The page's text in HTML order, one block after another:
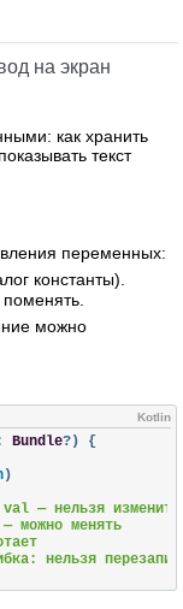
на экран
как хранить
текст
переменных:
константы).
можно
Kotlin
Bundle?)
{
)
— нельзя изменить
можно менять
нельзя